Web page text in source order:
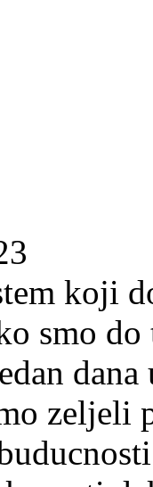
koji
smo
zeljeli